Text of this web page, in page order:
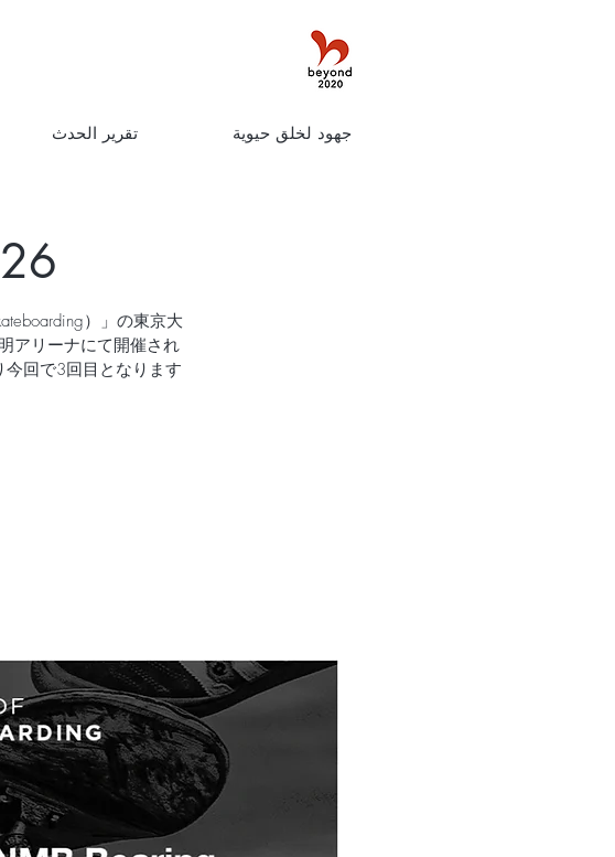
تقرير الحدث جهود لخلق حيوية
）」の東京大
アリーナにて開催され
回で3回目となります。